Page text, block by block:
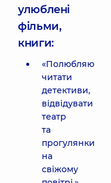
улюблені
фільми,
книги:
«Полюбляю
читати
детективи,
відвідувати
театр
та
прогулянки
на
свіжому